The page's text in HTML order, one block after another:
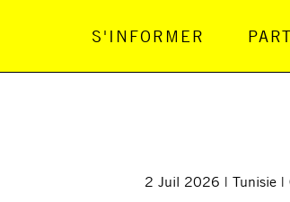
Navigation Principale
S'INFORMER
2 Juil 2026 Tunisie